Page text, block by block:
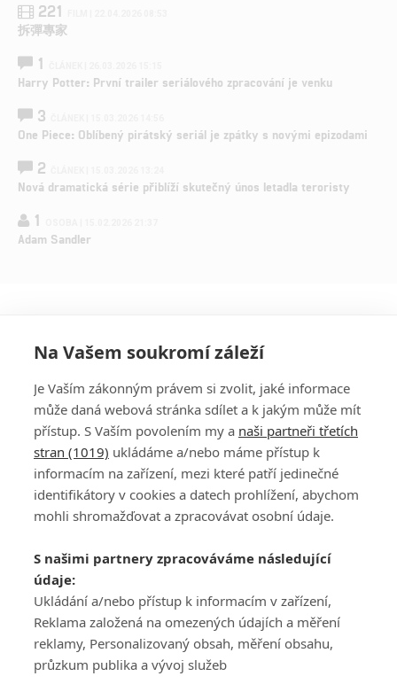
221
拆彈專家
1
Harry Potter: První trailer seriálového zpracování je venku
3
One Piece: Oblíbený pirátský seriál je zpátky s novými epizodami
2
Nová dramatická série přiblíží skutečný únos letadla teroristy
1
Adam Sandler
PŘIHLÁSIT
REGISTROVAT
DISKUZE
Šéfredaktorkou webu jePetr Slavík, e-mailserialy@fandimefilmu.cz
Máte-li zájem o inzerci na našem webu napište nám na e-mail
studio@koncal.com
Ochrana osobních údajů|Zásady používání cookies |Pravidla webu
Upravit nastavení soukromí
Na Vašem soukromí záleží
Je Vaším zákonným právem si zvolit, jaké informace
může daná webová stránka sdílet a k jakým může mít
přístup. S Vaším povolením my a naši partneři třetích
stran (1019) ukládáme a/nebo máme přístup k
informacím na zařízení, mezi které patří jedinečné
identifikátory v cookies a datech prohlížení, abychom
mohli shromažďovat a zpracovávat osobní údaje.
S našimi partnery zpracováváme následující
údaje:
Ukládání a/nebo přístup k informacím v zařízení,
Reklama založená na omezených údajích a měření
reklamy, Personalizovaný obsah, měření obsahu,
průzkum publika a vývoj služeb